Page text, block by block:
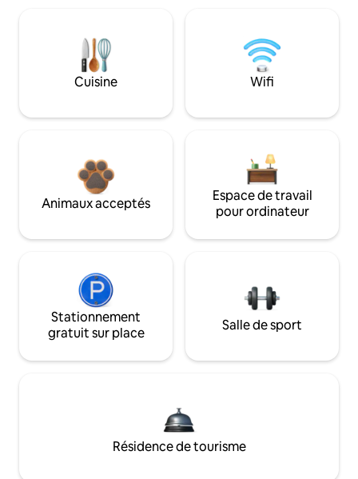
Cuisine Wifi
Animaux acceptés
Espace de travail
pour ordinateur
Stationnement
gratuit sur place
Salle de sport
Résidence de tourisme